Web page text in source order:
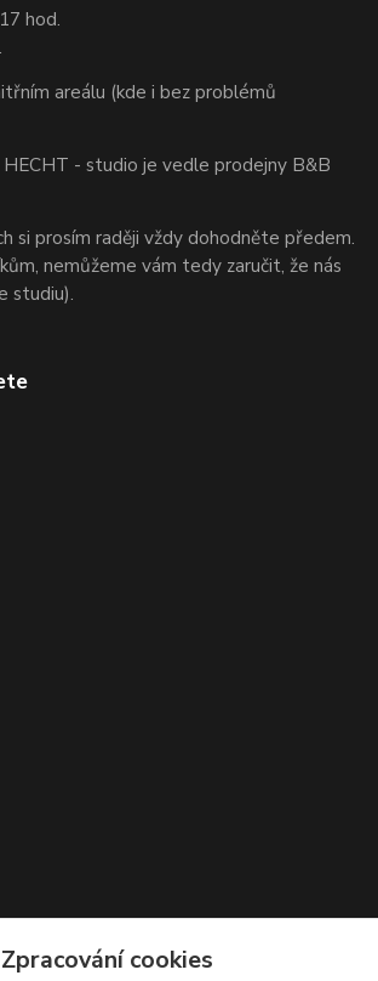
hod.
areálu (kde i bez problémů
- studio je vedle prodejny B&B
si prosím raději vždy dohodněte předem.
nemůžeme vám tedy zaručit, že nás
studiu).
940
Zpracování cookies